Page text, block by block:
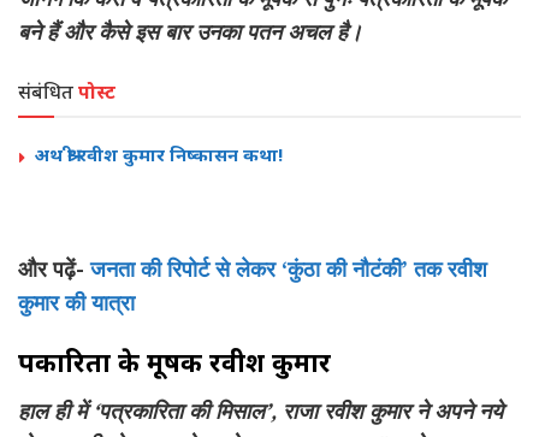
बने हैं और कैसे इस बार उनका पतन अचल है।
संबंधितपोस्ट
अथ श्री रवीश कुमार निष्कासन कथा!
और पढ़ें-जनता की रिपोर्ट से लेकर ‘कुंठा की नौटंकी’ तक रवीश
कुमार की यात्रा
पत्रकारिता के मूषक रवीश कुमार
हाल ही में ‘पत्रकारिता की मिसाल’, राजा रवीश कुमार ने अपने नये